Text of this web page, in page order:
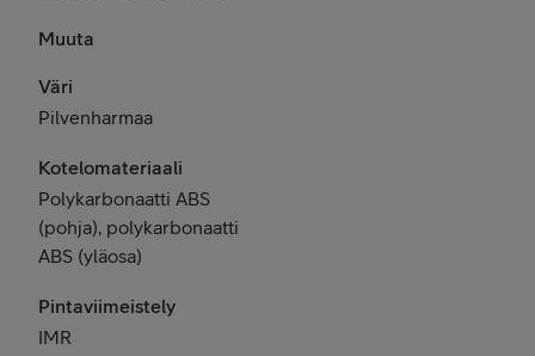
Muuta
Väri
Pilvenharmaa
Kotelomateriaali
Polykarbonaatti ABS
(pohja), polykarbonaatti
ABS (yläosa)
Pintaviimeistely
IMR